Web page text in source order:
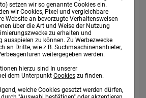
setzen wir so genannte Cookies ein.
wir Cookies, Pixel und vergleichbare
Website an bevorzugte Verhaltensweisen
über die Art und Weise der Nutzung
zu erhalten und
ausspielen zu können. Zu Werbezwecke
an Dritte, wie z.B. Suchmaschinenanbieter,
weitergegeben werden.
hierzu sind In unserer
dem Unterpunkt Cookieszu finden.
welche Cookies gesetzt werden dürfen,
Rücksprache mit Ihrem Arzt ein,
ist, dass Sie unter einer
bestimmten Zuckern leiden.
MIT ARTISCHOCKE
mit Artischocke immer genau
in dieser Packungsbeilage ein. Bitte